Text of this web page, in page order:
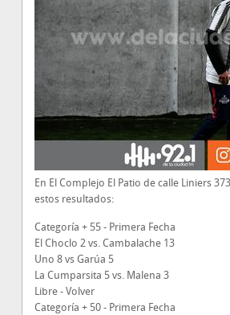
En El Complejo El Patio de calle Liniers
estos resultados:
Categoría + 55 - Primera Fecha
El Choclo 2 vs. Cambalache 13
Uno 8 vs Garúa 5
La Cumparsita 5 vs. Malena 3
Libre - Volver
Categoría + 50 - Primera Fecha